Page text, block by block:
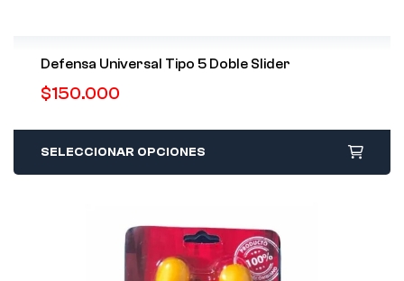
Defensa Universal Tipo 5 Doble Slider
$150.000
SELECCIONAR OPCIONES